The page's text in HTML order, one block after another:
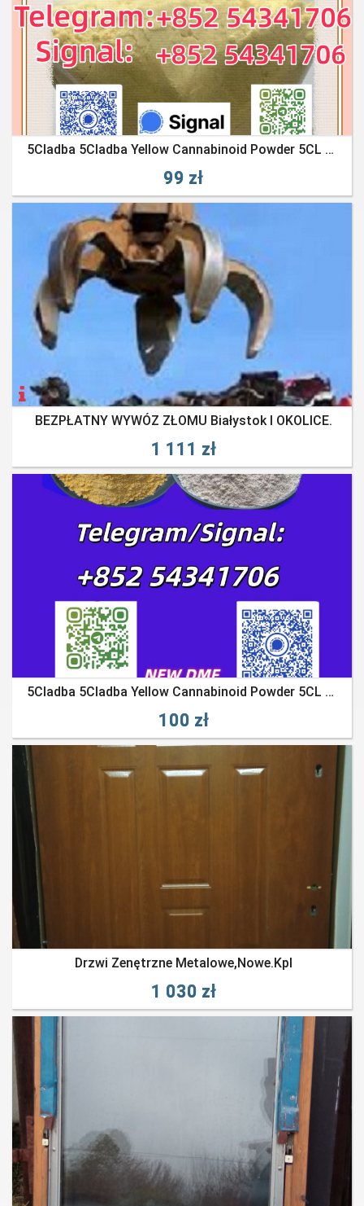
5Cladba 5Cladba Yellow Cannabinoid Powder 5CL Strongest Cannabis
99 zł
BEZPŁATNY WYWÓZ ZŁOMU Białystok I OKOLICE.
1 111 zł
5Cladba 5Cladba Yellow Cannabinoid Powder 5CL Strongest Cannabis
100 zł
Drzwi Zenętrzne Metalowe,nowe.kpl
1 030 zł